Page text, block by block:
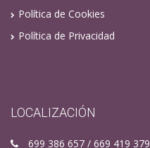
Política de Cookies
Política de Privacidad
LOCALIZACIÓN
699 386 657 / 669 419 379